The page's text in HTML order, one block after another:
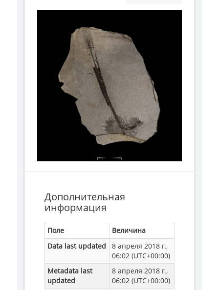
Дополнительная
информация
Поле
Величина
Data last updated
8 апреля 2018 г.,
06:02 (UTC+00:00)
Metadata last
updated
8 апреля 2018 г.,
06:02 (UTC+00:00)